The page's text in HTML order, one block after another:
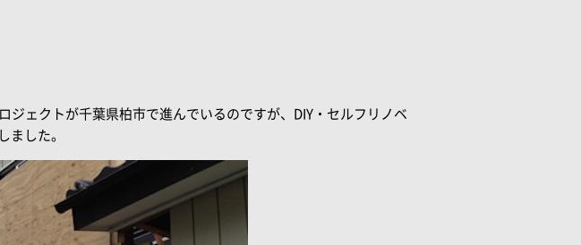
ェクトが千葉県柏市で進んでいるのですが、DIY・セルフリノベ
ました。